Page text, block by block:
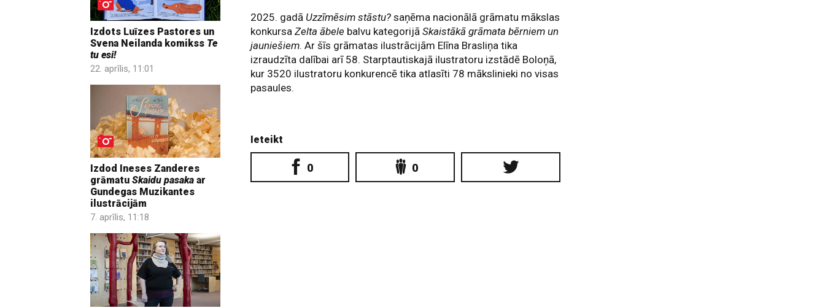
Izdots Luīzes Pastores un
Svena Neilanda komikss Te
tu esi!
22. aprīlis, 11:01
Izdod Ineses Zanderes
grāmatu Skaidu pasaka ar
Gundegas Muzikantes
ilustrācijām
7. aprīlis, 11:18
2025. gadā Uzzīmēsim stāstu? saņēma nacionālā grāmatu mākslas
konkursaZelta ābele balvu kategorijāSkaistākā grāmata bērniem un
jauniešiem. Ar šīs grāmatas ilustrācijām Elīna Brasliņa tika
izraudzīta dalībai arī 58. Starptautiskajā ilustratoru izstādē Boloņā,
kur 3520 ilustratoru konkurencē tika atlasīti 78 mākslinieki no visas
pasaules.
Ieteikt
0 0